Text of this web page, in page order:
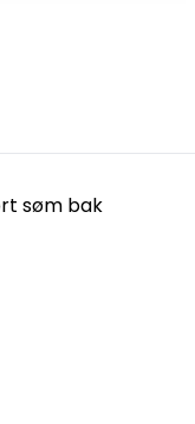
søm bak